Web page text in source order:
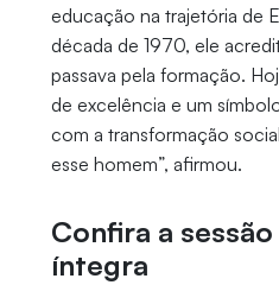
educação na trajetória de
década de 1970, ele
passava pela formação.
de excelência e um
com a transformação
esse homem”, afirmou.
Confira a
íntegra